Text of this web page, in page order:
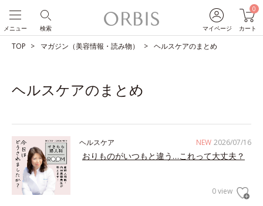
マイページ
0
カート
検索
メニュー
TOP マガジン（美容情報・読み物） ヘルスケアのまとめ
ヘルスケアのまとめ
NEW 2026/07/16
ヘルスケア
おりものがいつもと違う…これって大丈夫？
0 view